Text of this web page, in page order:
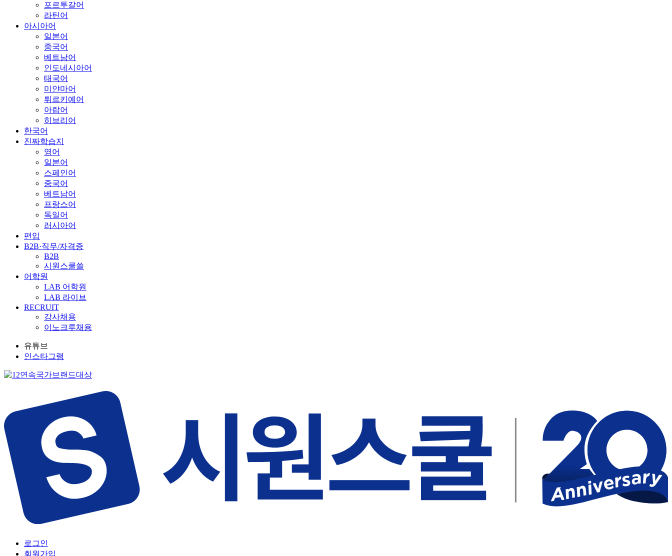
포르투갈어
라틴어
아시아어
일본어
중국어
베트남어
인도네시아어
태국어
미얀마어
튀르키예어
아랍어
히브리어
한국어
진짜학습지
영어
일본어
스페인어
중국어
베트남어
프랑스어
독일어
러시아어
편입
B2B·직무/자격증
B2B
시원스쿨쓸
어학원
LAB 어학원
LAB 라이브
RECRUIT
강사채용
이노크루채용
유튜브
인스타그램
로그인
회원가입